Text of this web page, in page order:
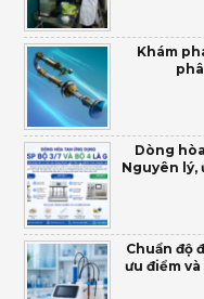
Khám
Dòng
Nguyên lý,
Chuẩn độ
ưu điểm